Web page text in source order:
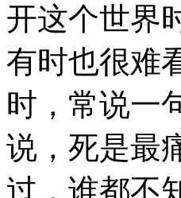
开这个世界
有时也很难
时，常说一
说，死是最
过，谁都不